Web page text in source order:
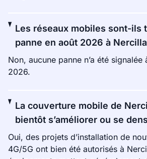
Les réseaux mobiles sont-ils
panne en août 2026 à
Non, aucune panne n’a été
2026.
La couverture mobile de
bientôt s’améliorer ou se
Oui, des projets d’installation de
4G/5G ont bien été autorisés à